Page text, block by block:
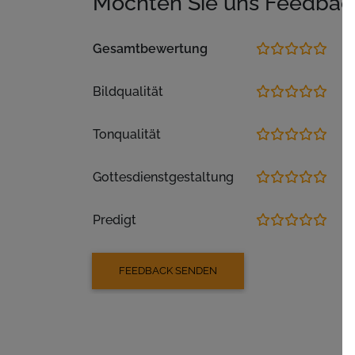
Gesamtbewertung
Bildqualität
Tonqualität
Gottesdienstgestaltung
Predigt